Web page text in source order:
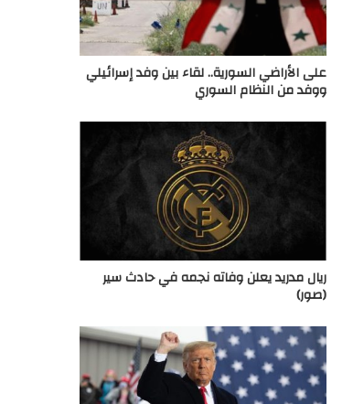
على الأراضي السورية.. لقاء بين وفد إسرائيلي
ووفد من النظام السوري
ريال مدريد يعلن وفاته نجمه في حادث سير
(صور)